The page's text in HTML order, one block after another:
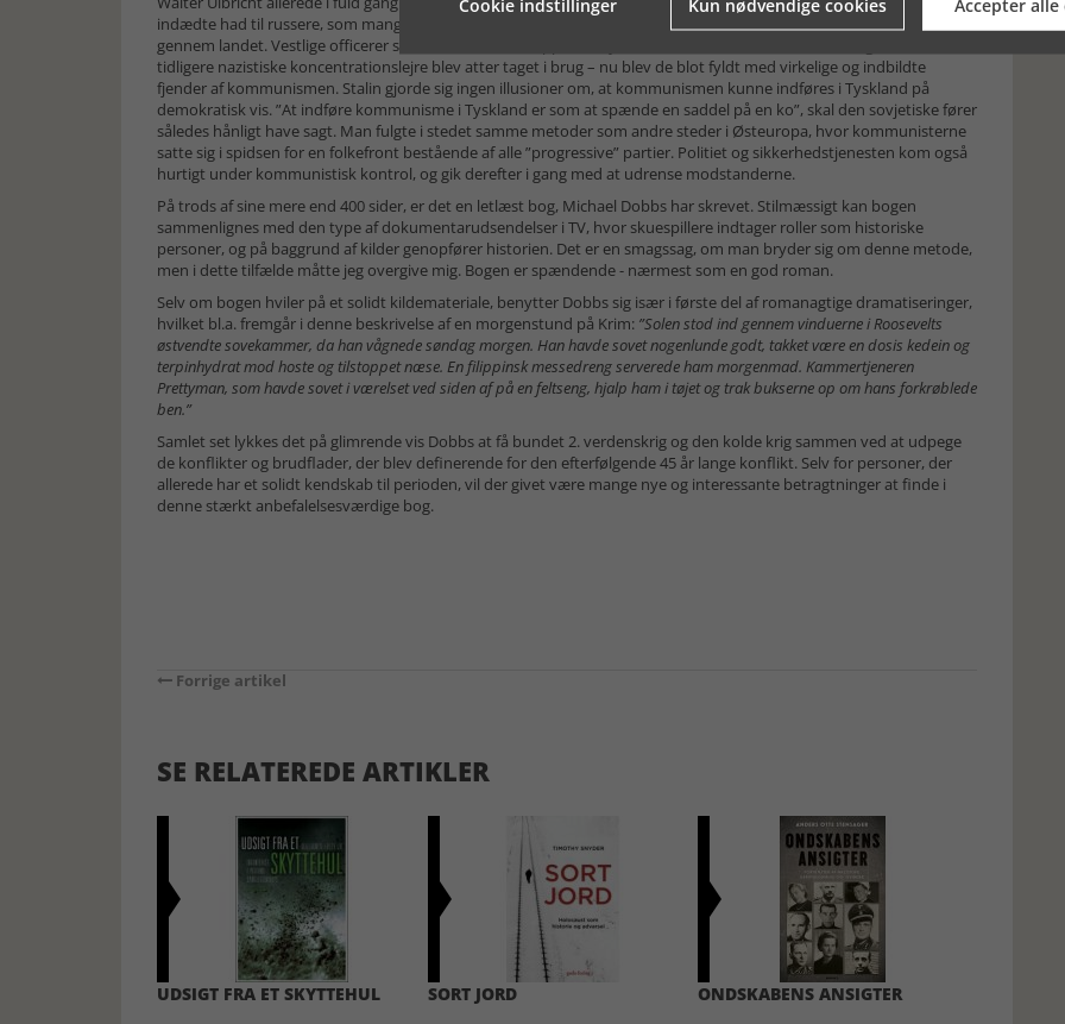
indædte had til russere, som mange tyskere opbyggede i takt med, at sovjetiske soldater plyndrede og voldtog sig
gennem landet. Vestlige officerer sendte forfærdede rapporter hjem, hvori de beskrev russernes hærgen. De
tidligere nazistiske koncentrationslejre blev atter taget i brug – nu blev de blot fyldt med virkelige og indbildte
fjender af kommunismen. Stalin gjorde sig ingen illusioner om, at kommunismen kunne indføres i Tyskland på
demokratisk vis. ”At indføre kommunisme i Tyskland er som at spænde en saddel på en ko”, skal den sovjetiske fører
således hånligt have sagt. Man fulgte i stedet samme metoder som andre steder i Østeuropa, hvor kommunisterne
satte sig i spidsen for en folkefront bestående af alle ”progressive” partier. Politiet og sikkerhedstjenesten kom også
hurtigt under kommunistisk kontrol, og gik derefter i gang med at udrense modstanderne.
På trods af sine mere end 400 sider, er det en letlæst bog, Michael Dobbs har skrevet. Stilmæssigt kan bogen
sammenlignes med den type af dokumentarudsendelser i TV, hvor skuespillere indtager roller som historiske
personer, og på baggrund af kilder genopfører historien. Det er en smagssag, om man bryder sig om denne metode,
men i dette tilfælde måtte jeg overgive mig. Bogen er spændende - nærmest som en god roman.
Selv om bogen hviler på et solidt kildemateriale, benytter Dobbs sig især i første del af romanagtige dramatiseringer,
hvilket bl.a. fremgår i denne beskrivelse af en morgenstund på Krim: ”Solen stod ind gennem vinduerne i Roosevelts
østvendte sovekammer, da han vågnede søndag morgen. Han havde sovet nogenlunde godt, takket være en dosis kedein og
terpinhydrat mod hoste og tilstoppet næse. En filippinsk messedreng serverede ham morgenmad. Kammertjeneren
Prettyman, som havde sovet i værelset ved siden af på en feltseng, hjalp ham i tøjet og trak bukserne op om hans forkrøblede
ben.”
Samlet set lykkes det på glimrende vis Dobbs at få bundet 2. verdenskrig og den kolde krig sammen ved at udpege
de konflikter og brudflader, der blev definerende for den efterfølgende 45 år lange konflikt. Selv for personer, der
allerede har et solidt kendskab til perioden, vil der givet være mange nye og interessante betragtninger at finde i
denne stærkt anbefalelsesværdige bog.
Forrige artikel
SE RELATEREDE ARTIKLER
UDSIGT FRA ET SKYTTEHUL SORT JORD ONDSKABENS ANSIGTER